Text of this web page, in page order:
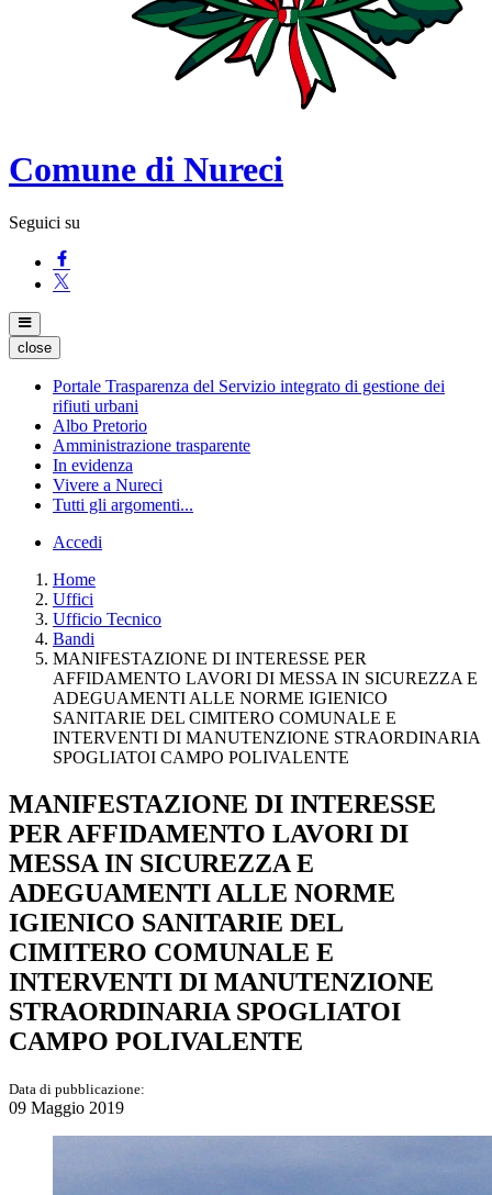
Comune di Nureci
Seguici su
close
Portale Trasparenza del Servizio integrato di gestione dei
rifiuti urbani
Albo Pretorio
Amministrazione trasparente
In evidenza
Vivere a Nureci
Tutti gli argomenti...
Accedi
Home
Uffici
Ufficio Tecnico
Bandi
MANIFESTAZIONE DI INTERESSE PER
AFFIDAMENTO LAVORI DI MESSA IN SICUREZZA E
ADEGUAMENTI ALLE NORME IGIENICO
SANITARIE DEL CIMITERO COMUNALE E
INTERVENTI DI MANUTENZIONE STRAORDINARIA
SPOGLIATOI CAMPO POLIVALENTE
MANIFESTAZIONE DI INTERESSE
PER AFFIDAMENTO LAVORI DI
MESSA IN SICUREZZA E
ADEGUAMENTI ALLE NORME
IGIENICO SANITARIE DEL
CIMITERO COMUNALE E
INTERVENTI DI MANUTENZIONE
STRAORDINARIA SPOGLIATOI
CAMPO POLIVALENTE
Data di pubblicazione:
09 Maggio 2019